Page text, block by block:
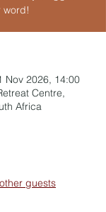
word!
Nov 2026, 14:00
Centre,
Africa
guests